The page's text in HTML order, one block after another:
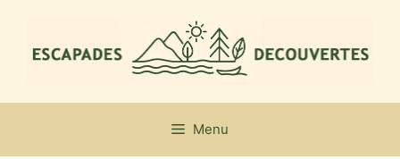
contenu
Menu